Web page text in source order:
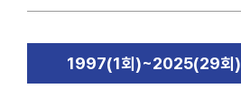
1997(1회)~2025(29회)